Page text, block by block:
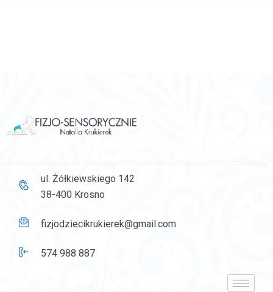
ul. Żółkiewskiego 142
38-400 Krosno
fizjodziecikrukierek@gmail.com
574 988 887